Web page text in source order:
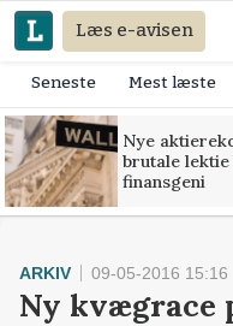
Læs e-avisen
Seneste Mest læste
Nye
brutale
finansgeni
ARKIV 09-05-2016 15:16
Ny kvægrace